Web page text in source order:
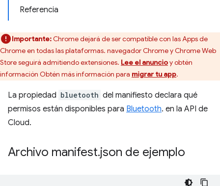
Referencia
Importante:Chrome dejará de ser compatible con las Apps de
Chrome en todas las plataformas. navegador Chrome y Chrome Web
Store seguirá admitiendo extensiones. Lee el anuncioy obtén
información Obtén más información para migrar tu app.
La propiedad bluetooth del manifiesto declara qué
permisos están disponibles para Bluetooth. en la API de
Cloud.
Archivo manifest.json de ejemplo